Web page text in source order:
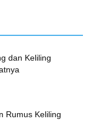
dan Keliling
Rumus Keliling